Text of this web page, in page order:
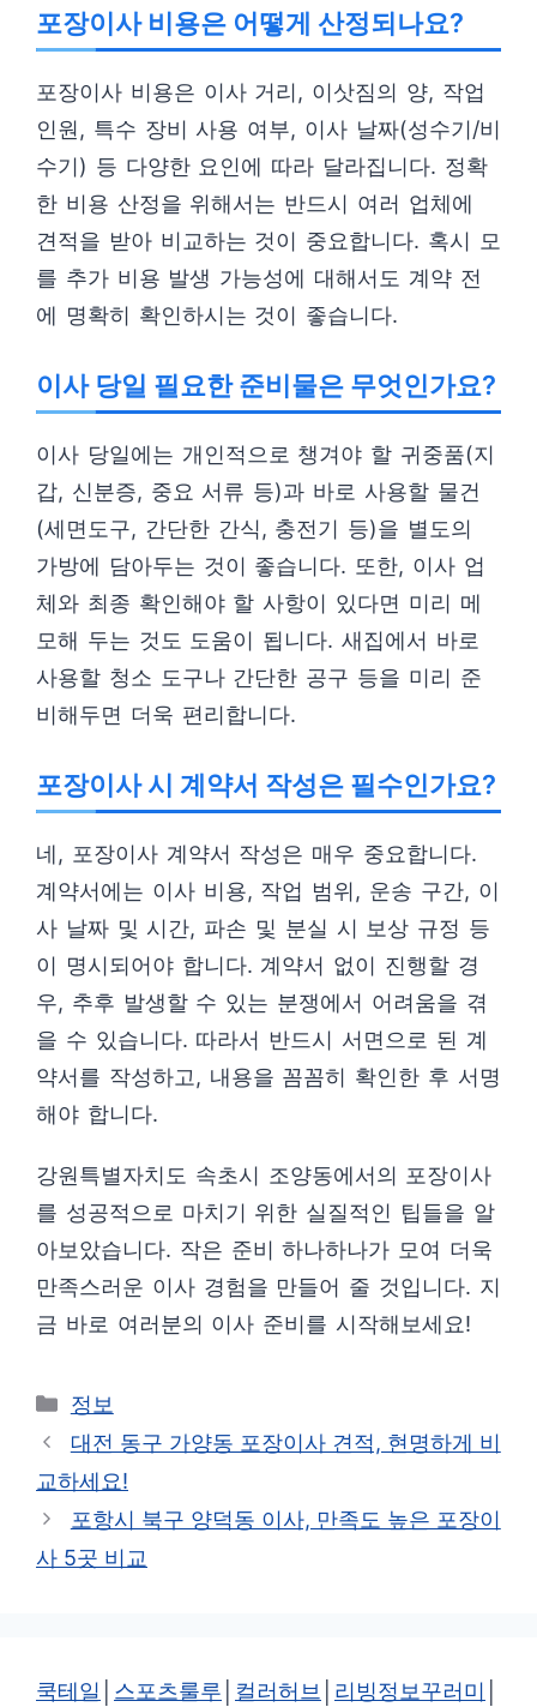
포장이사 비용은 어떻게 산정되나요?
포장이사 비용은 이사 거리, 이삿짐의 양, 작업
인원, 특수 장비 사용 여부, 이사 날짜(성수기/비
수기) 등 다양한 요인에 따라 달라집니다. 정확
한 비용 산정을 위해서는 반드시 여러 업체에
견적을 받아 비교하는 것이 중요합니다. 혹시 모
를 추가 비용 발생 가능성에 대해서도 계약 전
에 명확히 확인하시는 것이 좋습니다.
이사 당일 필요한 준비물은 무엇인가요?
이사 당일에는 개인적으로 챙겨야 할 귀중품(지
갑, 신분증, 중요 서류 등)과 바로 사용할 물건
(세면도구, 간단한 간식, 충전기 등)을 별도의
가방에 담아두는 것이 좋습니다. 또한, 이사 업
체와 최종 확인해야 할 사항이 있다면 미리 메
모해 두는 것도 도움이 됩니다. 새집에서 바로
사용할 청소 도구나 간단한 공구 등을 미리 준
비해두면 더욱 편리합니다.
포장이사 시 계약서 작성은 필수인가요?
네, 포장이사 계약서 작성은 매우 중요합니다.
계약서에는 이사 비용, 작업 범위, 운송 구간, 이
사 날짜 및 시간, 파손 및 분실 시 보상 규정 등
이 명시되어야 합니다. 계약서 없이 진행할 경
우, 추후 발생할 수 있는 분쟁에서 어려움을 겪
을 수 있습니다. 따라서 반드시 서면으로 된 계
약서를 작성하고, 내용을 꼼꼼히 확인한 후 서명
해야 합니다.
강원특별자치도 속초시 조양동에서의 포장이사
를 성공적으로 마치기 위한 실질적인 팁들을 알
아보았습니다. 작은 준비 하나하나가 모여 더욱
만족스러운 이사 경험을 만들어 줄 것입니다. 지
금 바로 여러분의 이사 준비를 시작해보세요!
카
테
리
정보
대전 동구 가양동 포장이사 견적, 현명하게 비
교하세요!
포항시 북구 양덕동 이사, 만족도 높은 포장이
사 5곳 비교
쿡테일 스포츠룰루 컬러허브 리빙정보꾸러미